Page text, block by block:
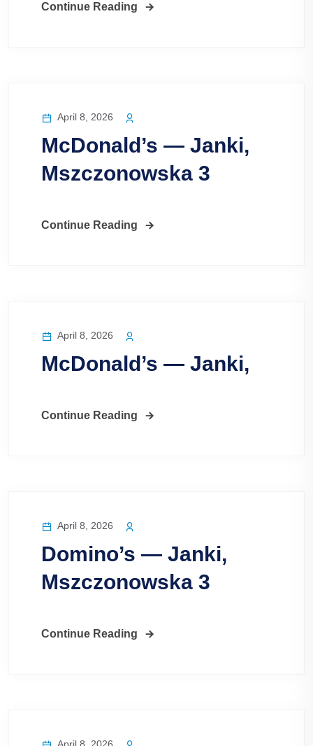
Continue Reading
April 8, 2026
McDonald’s — Janki,
Mszczonowska 3
Continue Reading
April 8, 2026
McDonald’s — Janki,
Continue Reading
April 8, 2026
Domino’s — Janki,
Mszczonowska 3
Continue Reading